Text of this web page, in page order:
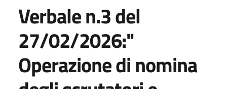
Verbale n.3 del
27/02/2026:"
Operazione di nomina